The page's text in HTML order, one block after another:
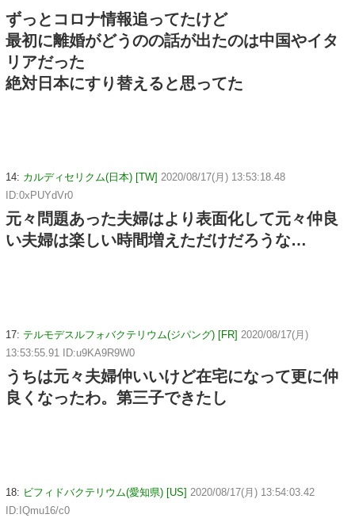
ずっとコロナ情報追ってたけど
最初に離婚がどうのの話が出たのは中国やイタ
リアだった
絶対日本にすり替えると思ってた
14: カルディセリクム(日本) [TW] 2020/08/17(月) 13:53:18.48
ID:0xPUYdVr0
元々問題あった夫婦はより表面化して元々仲良
い夫婦は楽しい時間増えただけだろうな…
17: テルモデスルフォバクテリウム(ジパング) [FR] 2020/08/17(月)
13:53:55.91 ID:u9KA9R9W0
うちは元々夫婦仲いいけど在宅になって更に仲
良くなったわ。第三子できたし
18: ビフィドバクテリウム(愛知県) [US] 2020/08/17(月) 13:54:03.42
ID:IQmu16/c0